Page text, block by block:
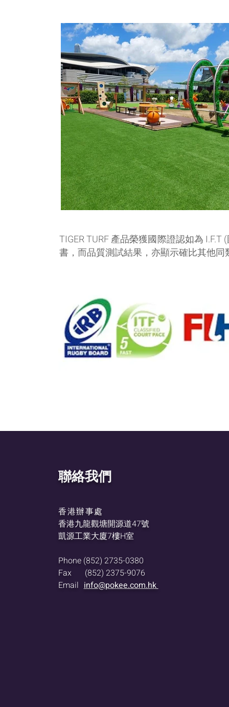
TIGER TURF 產品榮獲國際證認如為
書，而品質測試結果，亦顯示確比其他同
聯絡我們
香港辦事處
香港九龍觀塘開源道47號
凱源工業大廈7樓H室
Phone (852) 2735-0380
Fax
(852) 2375-9076
Email info@pokee.com.hk